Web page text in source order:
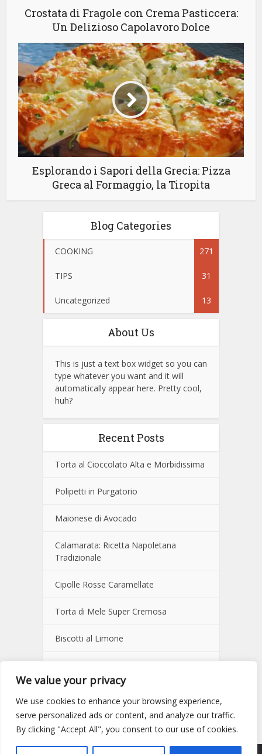
We value your privacy
We use cookies to enhance your browsing experience,
serve personalized ads or content, and analyze our traffic.
By clicking "Accept All", you consent to our use of cookies.
Crostata di Fragole con Crema Pasticcera:
Un Delizioso Capolavoro Dolce
Esplorando i Sapori della Grecia: Pizza
Greca al Formaggio, la Tiropita
Blog Categories
COOKING 271
TIPS 31
Uncategorized 13
About Us
This is just a text box widget so you can
type whatever you want and it will
automatically appear here. Pretty cool,
huh?
Recent Posts
Torta al Cioccolato Alta e Morbidissima
Polipetti in Purgatorio
Maionese di Avocado
Calamarata: Ricetta Napoletana
Tradizionale
Cipolle Rosse Caramellate
Torta di Mele Super Cremosa
Biscotti al Limone
Crema al Mascarpone e Caffè